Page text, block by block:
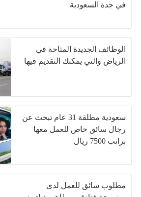
في جدة السعودية
الوظائف الجديدة المتاحة في
الرياض والتي يمكنك التقديم فيها
سعودية مطلقة 31 عام تبحث عن
رجال سائق خاص للعمل معها
براتب 7500 ريال
مطلوب سائق للعمل لدى